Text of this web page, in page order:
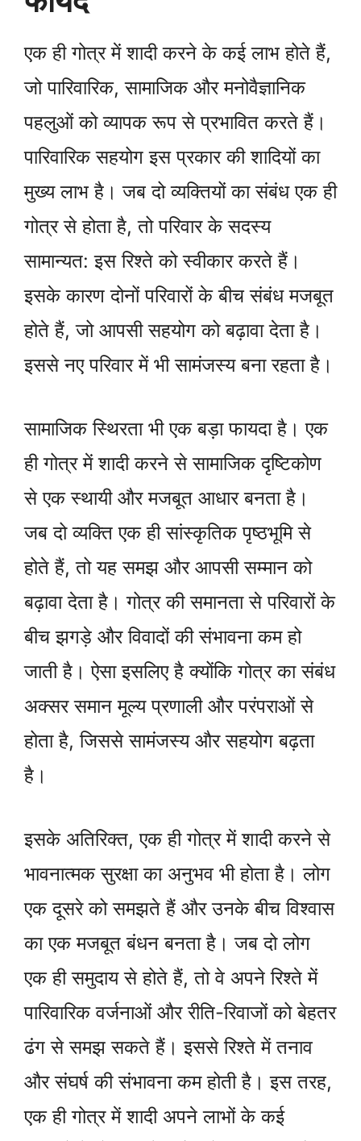
एक ही गोत्र में शादी करने के कई लाभ होते हैं,
जो पारिवारिक, सामाजिक और मनोवैज्ञानिक
पहलुओं को व्यापक रूप से प्रभावित करते हैं।
पारिवारिक सहयोग इस प्रकार की शादियों का
मुख्य लाभ है। जब दो व्यक्तियों का संबंध एक ही
गोत्र से होता है, तो परिवार के सदस्य
सामान्यत: इस रिश्ते को स्वीकार करते हैं।
इसके कारण दोनों परिवारों के बीच संबंध मजबूत
होते हैं, जो आपसी सहयोग को बढ़ावा देता है।
इससे नए परिवार में भी सामंजस्य बना रहता है।
सामाजिक स्थिरता भी एक बड़ा फायदा है। एक
ही गोत्र में शादी करने से सामाजिक दृष्टिकोण
से एक स्थायी और मजबूत आधार बनता है।
जब दो व्यक्ति एक ही सांस्कृतिक पृष्ठभूमि से
होते हैं, तो यह समझ और आपसी सम्मान को
बढ़ावा देता है। गोत्र की समानता से परिवारों के
बीच झगड़े और विवादों की संभावना कम हो
जाती है। ऐसा इसलिए है क्योंकि गोत्र का संबंध
अक्सर समान मूल्य प्रणाली और परंपराओं से
होता है, जिससे सामंजस्य और सहयोग बढ़ता
है।
इसके अतिरिक्त, एक ही गोत्र में शादी करने से
भावनात्मक सुरक्षा का अनुभव भी होता है। लोग
एक दूसरे को समझते हैं और उनके बीच विश्वास
का एक मजबूत बंधन बनता है। जब दो लोग
एक ही समुदाय से होते हैं, तो वे अपने रिश्ते में
पारिवारिक वर्जनाओं और रीति-रिवाजों को बेहतर
ढंग से समझ सकते हैं। इससे रिश्ते में तनाव
और संघर्ष की संभावना कम होती है। इस तरह,
एक ही गोत्र में शादी अपने लाभों के कई